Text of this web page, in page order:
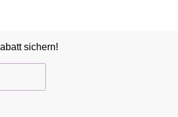
sichern!